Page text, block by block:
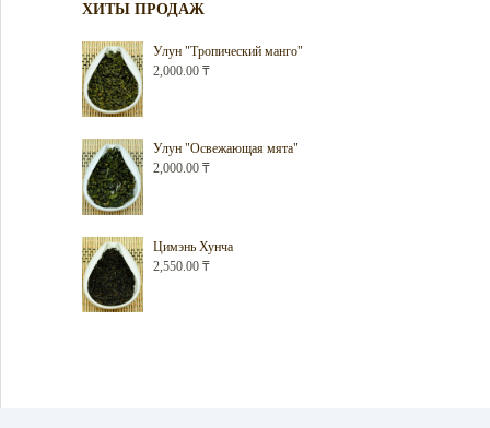
ХИТЫ ПРОДАЖ
Улун "Тропический манго"
2,000.00 ₸
Улун "Освежающая мята"
2,000.00 ₸
Цимэнь Хунча
2,550.00 ₸